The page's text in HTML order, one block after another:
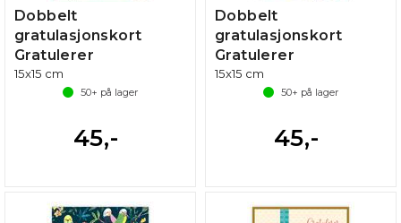
Dobbelt
gratulasjonskort
Gratulerer
15x15 cm
50+ på lager
45,-
Dobbelt
gratulasjonskort
Gratulerer
15x15 cm
50+ på lager
45,-